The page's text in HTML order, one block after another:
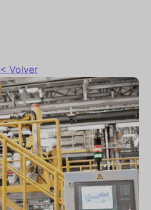
< Volver